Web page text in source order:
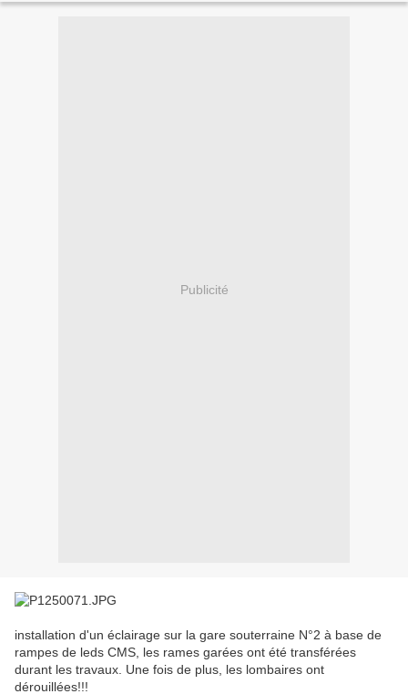
Publicité
installation d'un éclairage sur la gare souterraine N°2 à base de
rampes de leds CMS, les rames garées ont été transférées
durant les travaux. Une fois de plus, les lombaires ont
dérouillées!!!